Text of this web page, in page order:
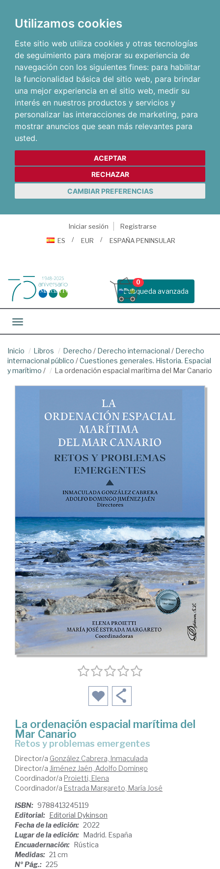
Utilizamos cookies
Este sitio web utiliza cookies y otras tecnologías
de seguimiento para mejorar su experiencia de
navegación con los siguientes fines: para habilitar
la funcionalidad básica del sitio web, para brindar
una mejor experiencia en el sitio web, medir su
interés en nuestros productos y servicios y
personalizar las interacciones de marketing, para
mostrar anuncios que sean más relevantes para
usted.
ACEPTAR
RECHAZAR
CAMBIAR PREFERENCIAS
Iniciar sesión
Registrarse
ES
EUR ESPAÑA PENINSULAR
Busqueda avanzada
0
Toggle navigation
Inicio Libros Derecho / Derecho internacional / Derecho
internacional público /Cuestiones generales. Historia. Espacial
y marítimo / La ordenación espacial marítima del Mar Canario
La ordenación espacial marítima del
Mar Canario
retos y problemas emergentes
Director/a González Cabrera, Inmaculada
Director/a Jiménez Jaén, Adolfo Domingo
Coordinador/a Proietti, Elena
Coordinador/a Estrada Margareto, María José
ISBN: 9788413245119
Editorial: Editorial Dykinson
Fecha de la edición: 2022
Lugar de la edición: Madrid. España
Encuadernación: Rústica
Medidas: 21 cm
Nº Pág.: 225